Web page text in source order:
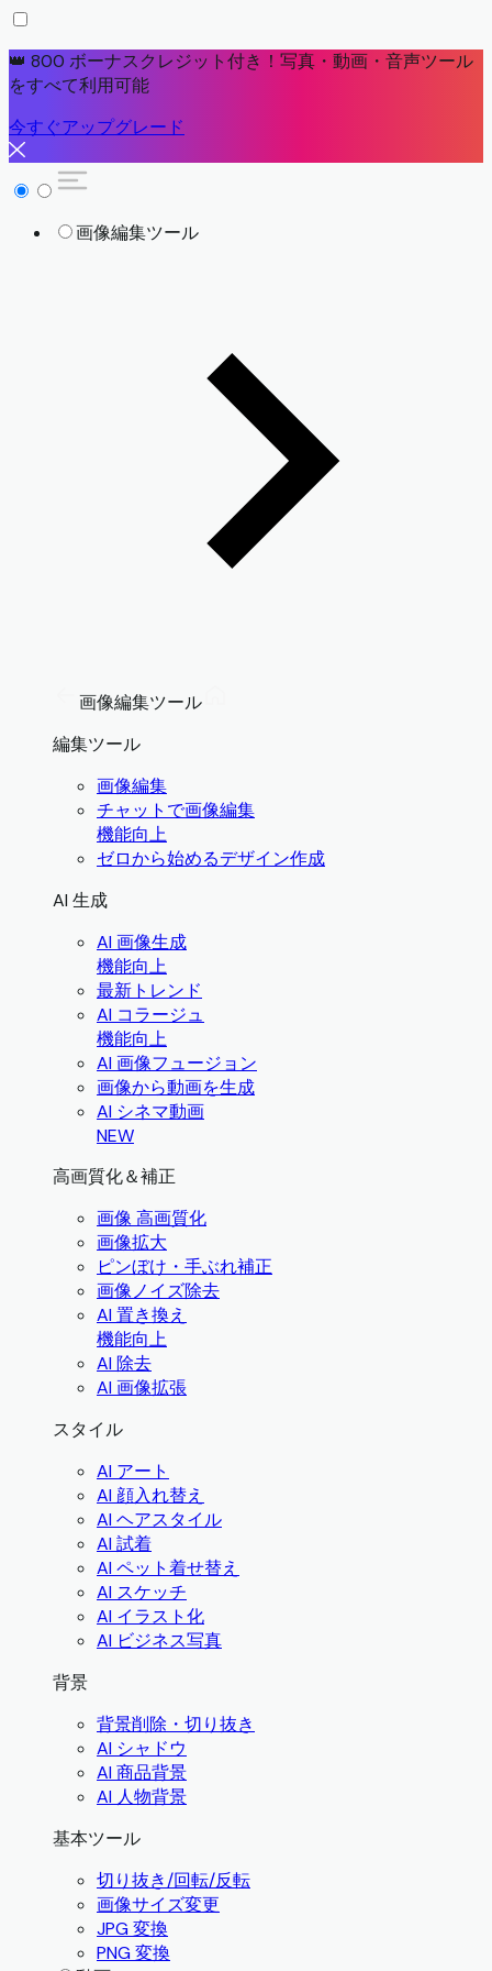
👑 800 ボーナスクレジット付き！写真・動画・音声ツール
をすべて利用可能
今すぐアップグレード
画像編集ツール
画像編集ツール
編集ツール
画像編集
チャットで画像編集
機能向上
ゼロから始めるデザイン作成
AI 生成
AI 画像生成
機能向上
最新トレンド
AI コラージュ
機能向上
AI 画像フュージョン
画像から動画を生成
AI シネマ動画
NEW
高画質化＆補正
画像 高画質化
画像拡大
ピンぼけ・手ぶれ補正
画像ノイズ除去
AI 置き換え
機能向上
AI 除去
AI 画像拡張
スタイル
AI アート
AI 顔入れ替え
AI ヘアスタイル
AI 試着
AI ペット着せ替え
AI スケッチ
AI イラスト化
AI ビジネス写真
背景
背景削除・切り抜き
AI シャドウ
AI 商品背景
AI 人物背景
基本ツール
切り抜き/回転/反転
画像サイズ変更
JPG 変換
PNG 変換